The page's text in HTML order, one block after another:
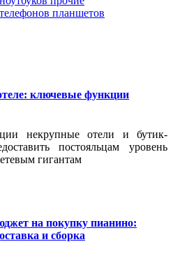
планшетов
ключевые функции
некрупные отели и бутик-
постояльцам уровень
гигантам
на покупку пианино:
и сборка